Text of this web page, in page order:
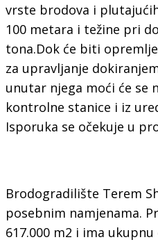
vrste brodova i
100 metara i težine pri
tona.Dok će biti
za upravljanje
unutar njega moći će se
kontrolne stanice i iz
Isporuka se očekuje u
Brodogradilište Terem
posebnim namjenama.
617.000 m2 i ima